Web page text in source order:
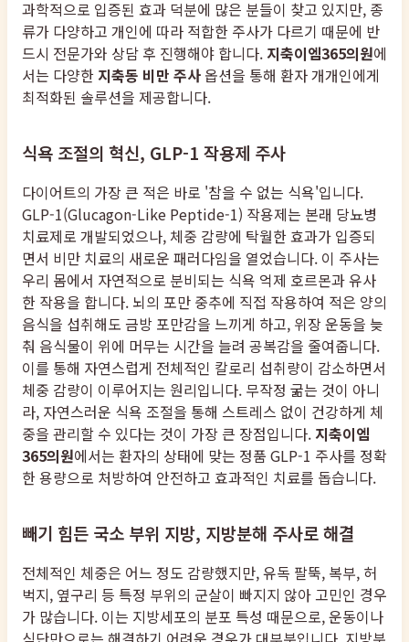
과학적으로 입증된 효과 덕분에 많은 분들이 찾고 있지만, 종
류가 다양하고 개인에 따라 적합한 주사가 다르기 때문에 반
드시 전문가와 상담 후 진행해야 합니다. 지축이엠365의원에
서는 다양한 지축동 비만 주사 옵션을 통해 환자 개개인에게
최적화된 솔루션을 제공합니다.
식욕 조절의 혁신, GLP-1 작용제 주사
다이어트의 가장 큰 적은 바로 '참을 수 없는 식욕'입니다.
GLP-1(Glucagon-Like Peptide-1) 작용제는 본래 당뇨병
치료제로 개발되었으나, 체중 감량에 탁월한 효과가 입증되
면서 비만 치료의 새로운 패러다임을 열었습니다. 이 주사는
우리 몸에서 자연적으로 분비되는 식욕 억제 호르몬과 유사
한 작용을 합니다. 뇌의 포만 중추에 직접 작용하여 적은 양의
음식을 섭취해도 금방 포만감을 느끼게 하고, 위장 운동을 늦
춰 음식물이 위에 머무는 시간을 늘려 공복감을 줄여줍니다.
이를 통해 자연스럽게 전체적인 칼로리 섭취량이 감소하면서
체중 감량이 이루어지는 원리입니다. 무작정 굶는 것이 아니
라, 자연스러운 식욕 조절을 통해 스트레스 없이 건강하게 체
중을 관리할 수 있다는 것이 가장 큰 장점입니다. 지축이엠
365의원에서는 환자의 상태에 맞는 정품 GLP-1 주사를 정확
한 용량으로 처방하여 안전하고 효과적인 치료를 돕습니다.
빼기 힘든 국소 부위 지방, 지방분해 주사로 해결
전체적인 체중은 어느 정도 감량했지만, 유독 팔뚝, 복부, 허
벅지, 옆구리 등 특정 부위의 군살이 빠지지 않아 고민인 경우
가 많습니다. 이는 지방세포의 분포 특성 때문으로, 운동이나